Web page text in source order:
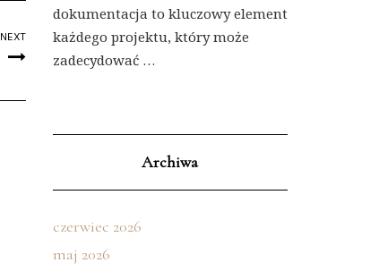
NEXT
dokumentacja to kluczowy element
każdego projektu, który może
zadecydować …
Archiwa
czerwiec 2026
maj 2026